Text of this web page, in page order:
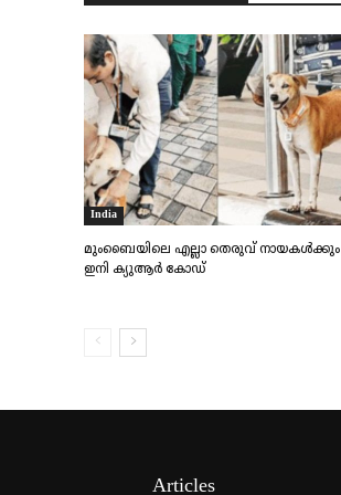
India
മുംബൈയിലെ എല്ലാ തെരുവ് നായകൾക്കും
ഇനി ക്യുആർ കോഡ്
Articles